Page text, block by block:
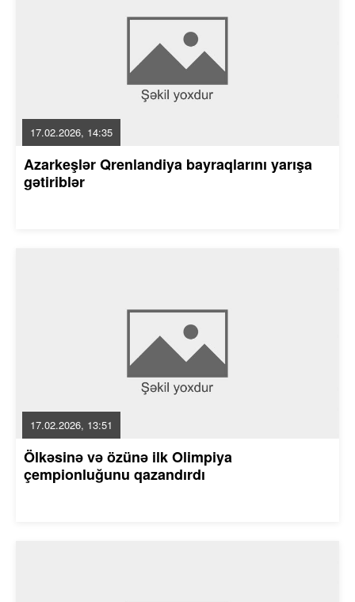
17.02.2026, 14:35
Azarkeşlər Qrenlandiya bayraqlarını yarışa
gətiriblər
17.02.2026, 13:51
Ölkəsinə və özünə ilk Olimpiya
çempionluğunu qazandırdı